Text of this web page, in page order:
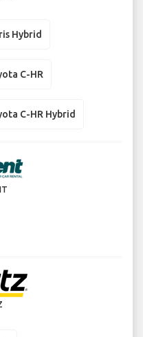
Hybrid
C-HR
C-HR Hybrid